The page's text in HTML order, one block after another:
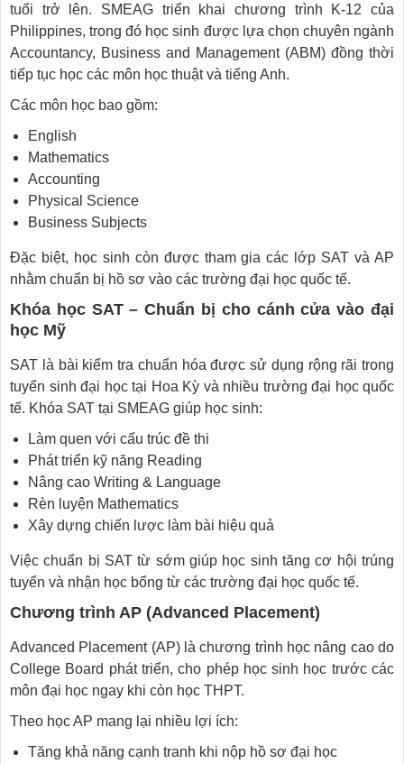
tuổi trở lên. SMEAG triển khai chương trình K-12 của
Philippines, trong đó học sinh được lựa chọn chuyên ngành
Accountancy, Business and Management (ABM) đồng thời
tiếp tục học các môn học thuật và tiếng Anh.
Các môn học bao gồm:
English
Mathematics
Accounting
Physical Science
Business Subjects
Đặc biệt, học sinh còn được tham gia các lớp SAT và AP
nhằm chuẩn bị hồ sơ vào các trường đại học quốc tế.
Khóa học SAT – Chuẩn bị cho cánh cửa vào đại
học Mỹ
SAT là bài kiểm tra chuẩn hóa được sử dụng rộng rãi trong
tuyển sinh đại học tại Hoa Kỳ và nhiều trường đại học quốc
tế. Khóa SAT tại SMEAG giúp học sinh:
Làm quen với cấu trúc đề thi
Phát triển kỹ năng Reading
Nâng cao Writing & Language
Rèn luyện Mathematics
Xây dựng chiến lược làm bài hiệu quả
Việc chuẩn bị SAT từ sớm giúp học sinh tăng cơ hội trúng
tuyển và nhận học bổng từ các trường đại học quốc tế.
Chương trình AP (Advanced Placement)
Advanced Placement (AP) là chương trình học nâng cao do
College Board phát triển, cho phép học sinh học trước các
môn đại học ngay khi còn học THPT.
Theo học AP mang lại nhiều lợi ích:
Tăng khả năng cạnh tranh khi nộp hồ sơ đại học